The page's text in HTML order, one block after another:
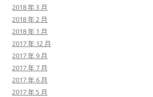
2018 年 3 月
2018 年 2 月
2018 年 1 月
2017 年 12 月
2017 年 9 月
2017 年 7 月
2017 年 6 月
2017 年 5 月